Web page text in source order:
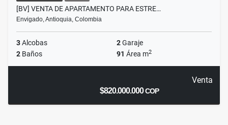
[BV] VENTA DE APARTAMENTO PARA ESTRE…
Envigado, Antioquia, Colombia
3Alcobas 2Garaje
2 Baños 91 Área m2
Venta
$820.000.000COP